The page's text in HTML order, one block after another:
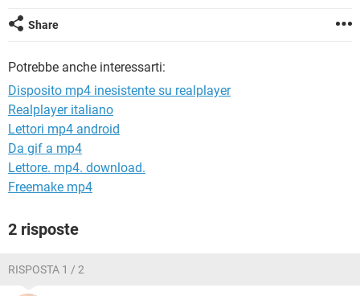
Share
Potrebbe anche interessarti:
Disposito mp4 inesistente su realplayer
Realplayer italiano
Lettori mp4 android
Da gif a mp4
Lettore. mp4. download.
Freemake mp4
2 risposte
RISPOSTA 1 / 2